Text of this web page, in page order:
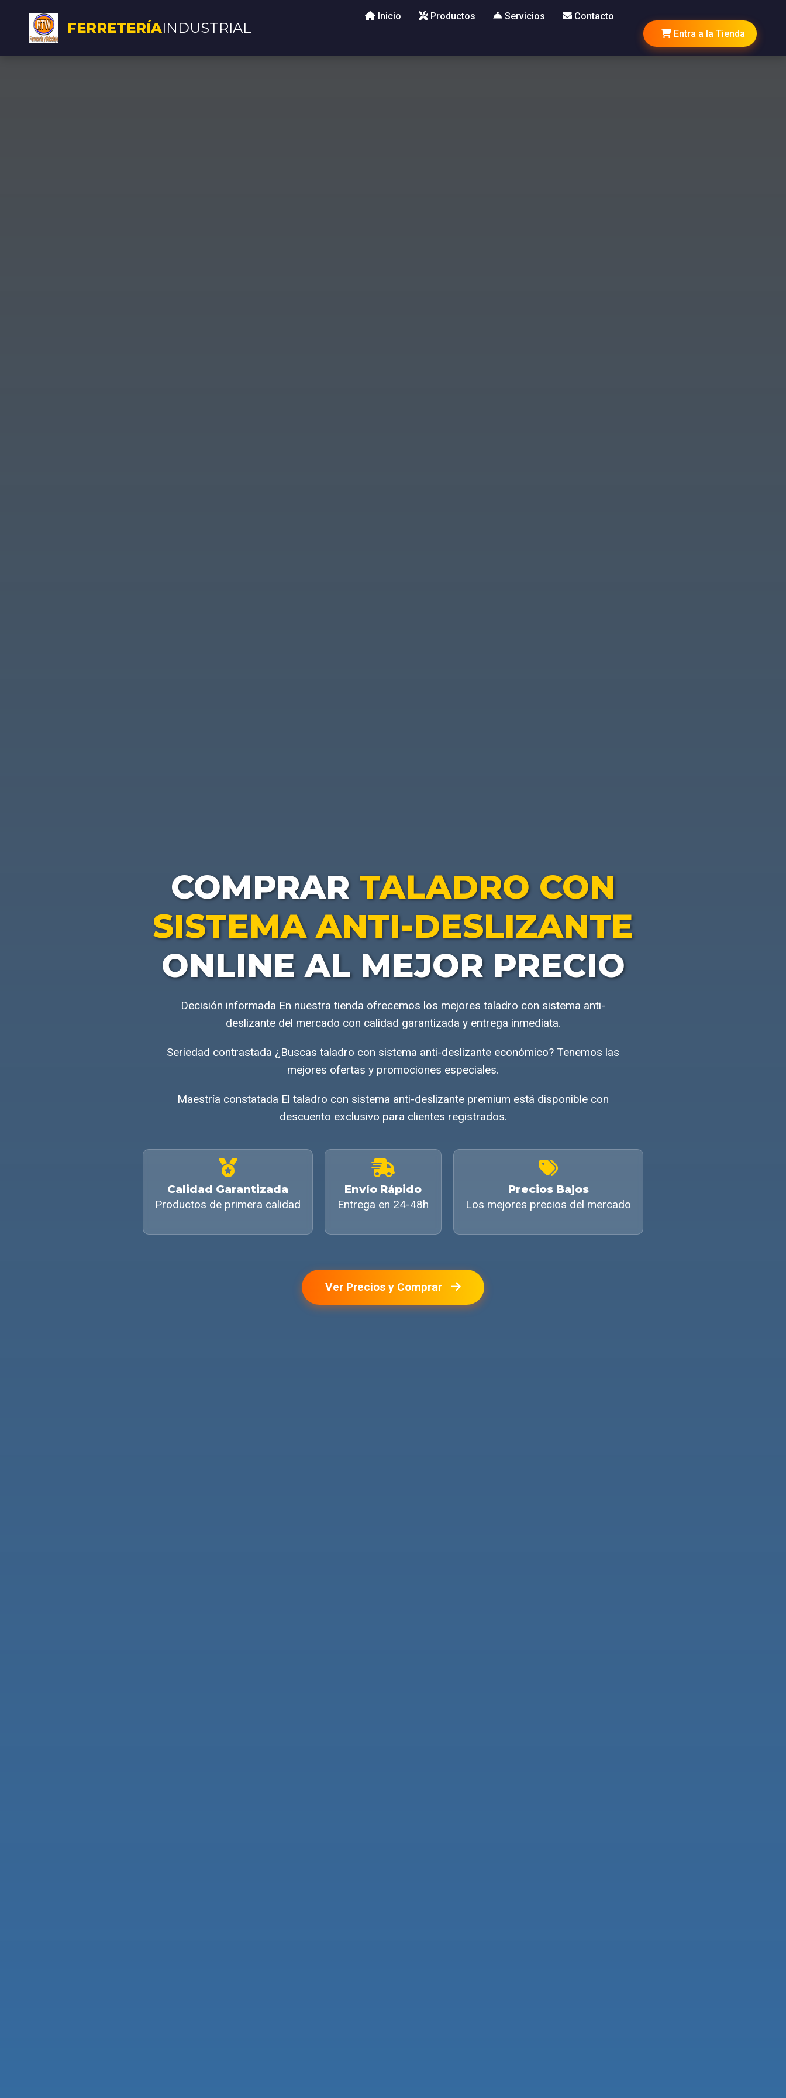
FERRETERÍAINDUSTRIAL
Inicio Productos Servicios
Contacto
Entra a la Tienda
COMPRAR TALADRO CON
SISTEMA ANTI-DESLIZANTE
ONLINE AL MEJOR PRECIO
Decisión informada En nuestra tienda ofrecemos los mejores taladro con sistema anti-
deslizante del mercado con calidad garantizada y entrega inmediata.
Seriedad contrastada ¿Buscas taladro con sistema anti-deslizante económico? Tenemos las
mejores ofertas y promociones especiales.
Maestría constatada El taladro con sistema anti-deslizante premium está disponible con
descuento exclusivo para clientes registrados.
Calidad Garantizada
Productos de primera calidad
Envío Rápido
Entrega en 24-48h
Precios Bajos
Los mejores precios del mercado
Ver Precios y Comprar